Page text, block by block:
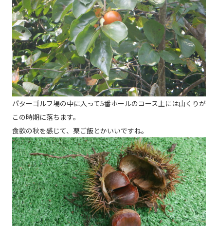
パターゴルフ場の中に入って5番ホールのコース上には山くりが
この時期に落ちます。
食欲の秋を感じて、栗ご飯とかいいですね。